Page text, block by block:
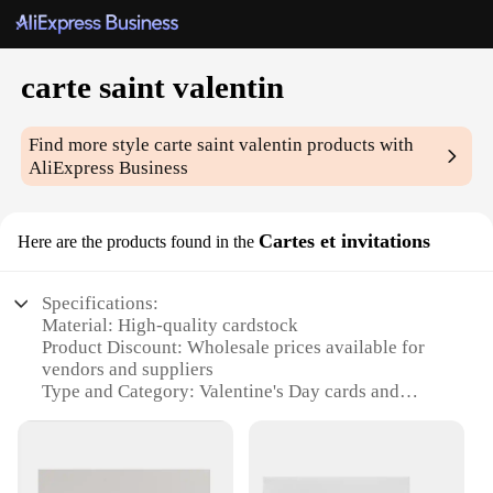
carte saint valentin
Find more stylecarte saint valentin products with
AliExpress Business
Here are the products found in the Cartes et invitations
Specifications:
Material: High-quality cardstock
Product Discount: Wholesale prices available for
vendors and suppliers
Type and Category: Valentine's Day cards and